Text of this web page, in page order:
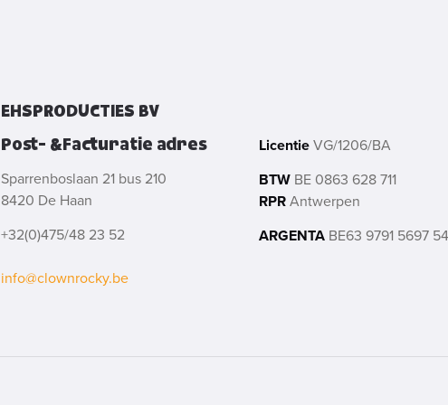
EHSPRODUCTIES BV
Post- &Facturatie adres
Sparrenboslaan 21 bus 210
8420 De Haan
+32(0)475/48 23 52
info@clownrocky.be
LicentieVG/1206/BA
BTW BE 0863 628 711
RPRAntwerpen
ARGENTA BE63 9791 5697